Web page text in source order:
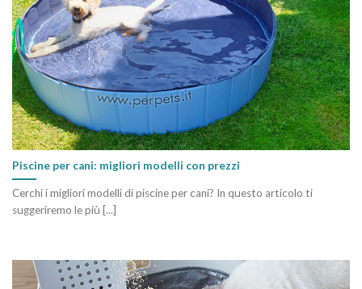
Piscine per cani: migliori modelli con prezzi
Cerchi i migliori modelli di piscine per cani? In questo articolo ti
suggeriremo le più [...]